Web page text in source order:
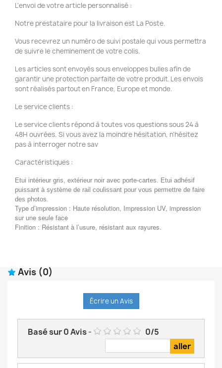
L'envoi de votre article personnalisé :
Notre prestataire pour la livraison est La Poste.
Vous recevrez un numéro de suivi postale qui vous permettra
de suivre le cheminement de votre colis.
Les articles sont envoyés sous enveloppes bulles afin de
garantir une protection parfaite de votre produit. Les envois
sont réalisés partout en France, Europe et monde.
Le service clients :
Le service clients répond à toutes vos questions sous 24 à
48H ouvrées. Si vous avez la moindre hésitation, n'hésitez
pas à interroger notre sav
Caractéristiques :
Etui intérieur gris, extérieur noir avec porte-cartes. Etui adhésif
puissant à système de rail coulissant pour vous permettre de faire
des photos.
Type d’impression : Haute résolution, Impression UV, impression
sur une seule face
Finition : Résistant à l’usure, résistant aux rayures.
Avis (0)
Écrire un Avis
Basé sur0Avis- 0/5